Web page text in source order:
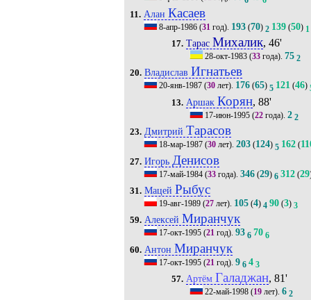
11. Алан Касаев
8-апр-1986(31 год). 193(70) 2 139(50) 1
17. Тарас Михалик, 46'
28-окт-1983 (33 года).75 2
20. Владислав Игнатьев
20-янв-1987(30лет). 176(65) 5 121(46)
13. Аршак Корян, 88'
17-июн-1995 (22 года).2 2
23. Дмитрий Тарасов
18-мар-1987(30лет). 203(124) 5 162(
27. Игорь Денисов
17-май-1984(33года). 346(29) 6 312(29
31. Мацей Рыбус
19-авг-1989(27лет). 105(4) 4 90(3) 3
59. Алексей Миранчук
17-окт-1995(21год). 93 6 70 6
60. Антон Миранчук
17-окт-1995(21 год). 9 6 4 3
57. Артём Галаджан, 81'
22-май-1998 (19 лет).6 2